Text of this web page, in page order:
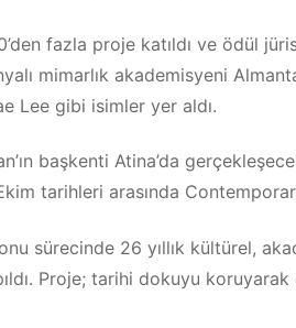
fazla proje katıldı ve ödül
mimarlık akademisyeni
Lee gibi isimler yer aldı.
başkenti Atina’da
tarihleri arasında
sürecinde 26 yıllık kültürel,
Proje; tarihi dokuyu